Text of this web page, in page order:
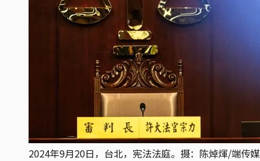
2024年9月20日，台北，宪法法庭。摄：陈焯煇/端传媒